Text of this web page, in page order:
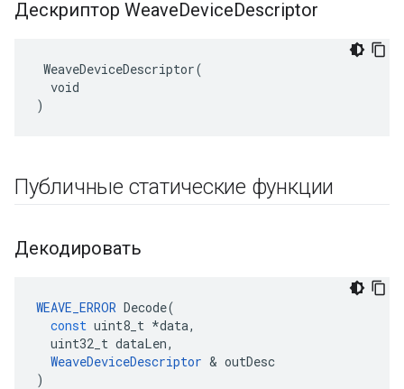
Дескриптор WeaveDeviceDescriptor
WeaveDeviceDescriptor(
  void
)
Публичные статические функции
Декодировать
WEAVE_ERROR Decode(
const uint8_t *data,
uint32_t dataLen,
WeaveDeviceDescriptor & outDesc
)